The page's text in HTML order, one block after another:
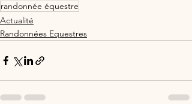
randonnée équestre
Actualité
Randonnées Equestres